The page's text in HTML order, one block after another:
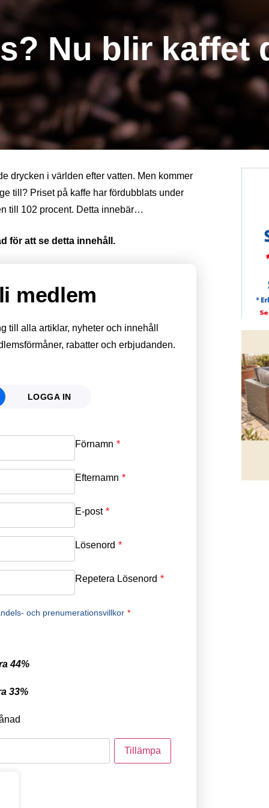
Nu blir kaffet
drycken i världen efter vatten. Men kommer
till? Priset på kaffe har fördubblats under
till 102 procent. Detta innebär…
för att se detta innehåll.
medlem
till alla artiklar, nyheter och innehåll
rabatter och erbjudanden.
LOGGA IN
Förnamn *
Efternamn *
E-post *
Lösenord *
Repetera Lösenord *
och prenumerationsvillkor *
44%
33%
Email
Password